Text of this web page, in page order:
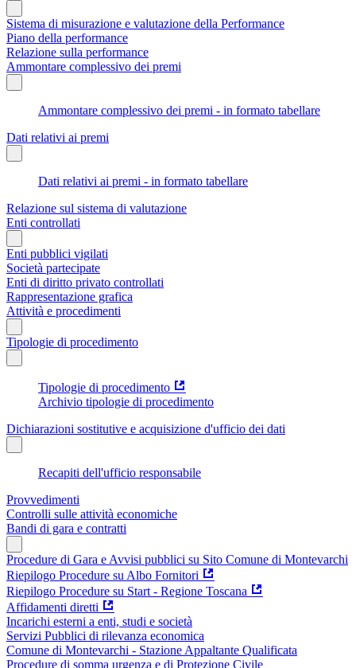
Sistema di misurazione e valutazione della Performance
Piano della performance
Relazione sulla performance
Ammontare complessivo dei premi
Ammontare complessivo dei premi - in formato tabellare
Dati relativi ai premi
Dati relativi ai premi - in formato tabellare
Relazione sul sistema di valutazione
Enti controllati
Enti pubblici vigilati
Società partecipate
Enti di diritto privato controllati
Rappresentazione grafica
Attività e procedimenti
Tipologie di procedimento
Tipologie di procedimento
Archivio tipologie di procedimento
Dichiarazioni sostitutive e acquisizione d'ufficio dei dati
Recapiti dell'ufficio responsabile
Provvedimenti
Controlli sulle attività economiche
Bandi di gara e contratti
Procedure di Gara e Avvisi pubblici su Sito Comune di Montevarchi
Riepilogo Procedure su Albo Fornitori
Riepilogo Procedure su Start - Regione Toscana
Affidamenti diretti
Incarichi esterni a enti, studi e società
Servizi Pubblici di rilevanza economica
Comune di Montevarchi - Stazione Appaltante Qualificata
Procedure di somma urgenza e di Protezione Civile